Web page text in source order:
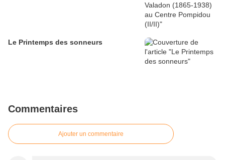
Le Printemps des sonneurs
Commentaires
Ajouter un commentaire